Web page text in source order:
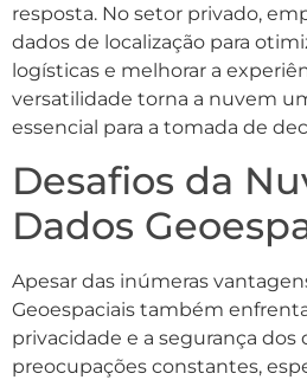
resposta. No setor privado,
dados de localização para
logísticas e melhorar a
versatilidade torna a nuvem
essencial para a tomada de
Desafios da
Dados
Apesar das inúmeras
Geoespaciais também
privacidade e a segurança dos
preocupações constantes,